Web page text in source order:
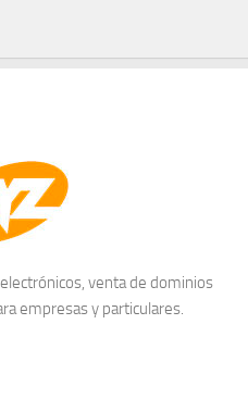
venta de dominios
empresas y particulares.